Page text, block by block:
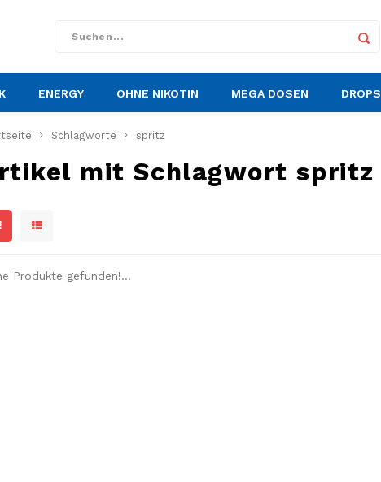
ENERGY OHNE NIKOTIN MEGA DOSEN DROPS
Schlagworte spritz
mit Schlagwort spritz
Produkte gefunden!...